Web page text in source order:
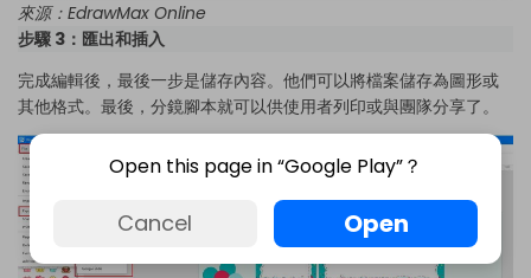
來源： EdrawMax Online
步驟 3：匯出和插入
完成編輯後，最後一步是儲存內容。他們可以將檔案儲存為圖形或
其他格式。最後，分鏡腳本就可以供使用者列印或與團隊分享了。
Open this page in “Google Play”？
Cancel Open